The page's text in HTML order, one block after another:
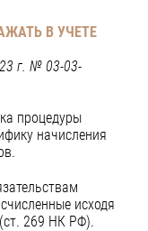
В УЧЕТЕ
г. № 03-03-
процедуры
начисления
исходя
269 НК РФ).